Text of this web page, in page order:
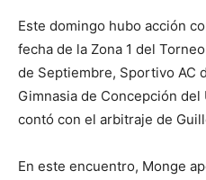
Este domingo hubo acción
fecha de la Zona 1 del
de Septiembre, Sportivo AC
Gimnasia de Concepción
contó con el arbitraje de
En este encuentro, Monge